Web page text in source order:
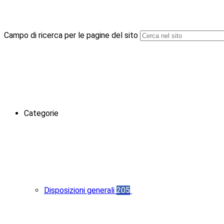
Campo di ricerca per le pagine del sito
Categorie
Disposizioni generali 205